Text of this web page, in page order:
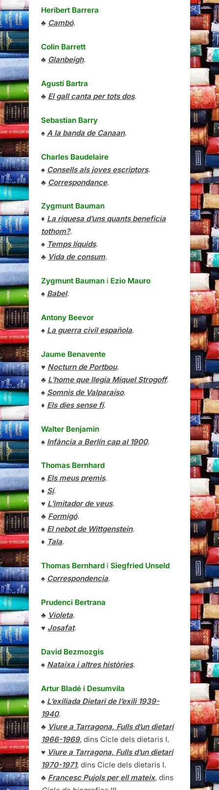
Heribert Barrera
♣ Cambó.
Colin Barrett
♣ Glanbeigh.
Agustí Bartra
♣ El gall canta per tots dos.
Sebastian Barry
♠ A la banda de Canaan.
Charles Baudelaire
♠ Consells als joves escriptors.
♣ Correspondance.
Zygmunt Bauman
♦ La riquesa d’uns quants beneficia
tothom?.
♠ Temps líquids.
♣ Vida de consum.
Zygmunt Bauman i Ezio Mauro
♠ Babel.
Antony Beevor
♠ La guerra civil española.
Jaume Benavente
♥ Nocturn de Portbou.
♣ L’home que llegia Miquel Strogoff.
♠ Somnis de Valparaíso.
♦ Els dies sense fi.
Walter Benjamin
♠ Infància a Berlín cap al 1900.
Thomas Bernhard
♠ Els meus premis.
♦ Sí.
♥ L’imitador de veus.
♣ Formigó.
♠ El nebot de Wittgenstein.
♦ Tala.
Thomas Bernhard i Siegfried Unseld
♠ Correspondencia.
Prudenci Bertrana
♣ Violeta.
♥ Josafat.
David Bezmozgis
♠ Nataixa i altres històries.
Artur Bladé i Desumvila
♠ L’exiliada Dietari de l’exili 1939-
1940.
♣ Viure a Tarragona, Fulls d’un dietari
1966-1969, dins Cicle dels dietaris I.
♥ Viure a Tarragona, Fulls d’un dietari
1970-1971, dins Cicle dels dietaris I.
♣ Francesc Pujols per ell mateix, dins